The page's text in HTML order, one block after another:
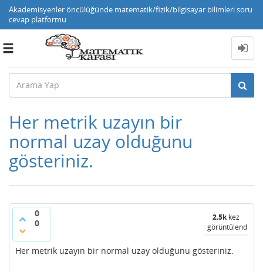
Akademisyenler öncülüğünde matematik/fizik/bilgisayar bilimleri soru
cevap platformu
Toggle
Her metrik uzayın bir
normal uzay olduğunu
gösteriniz.
0
0
2.5kkez
görüntülendi
Her metrik uzayın bir normal uzay olduğunu gösteriniz.